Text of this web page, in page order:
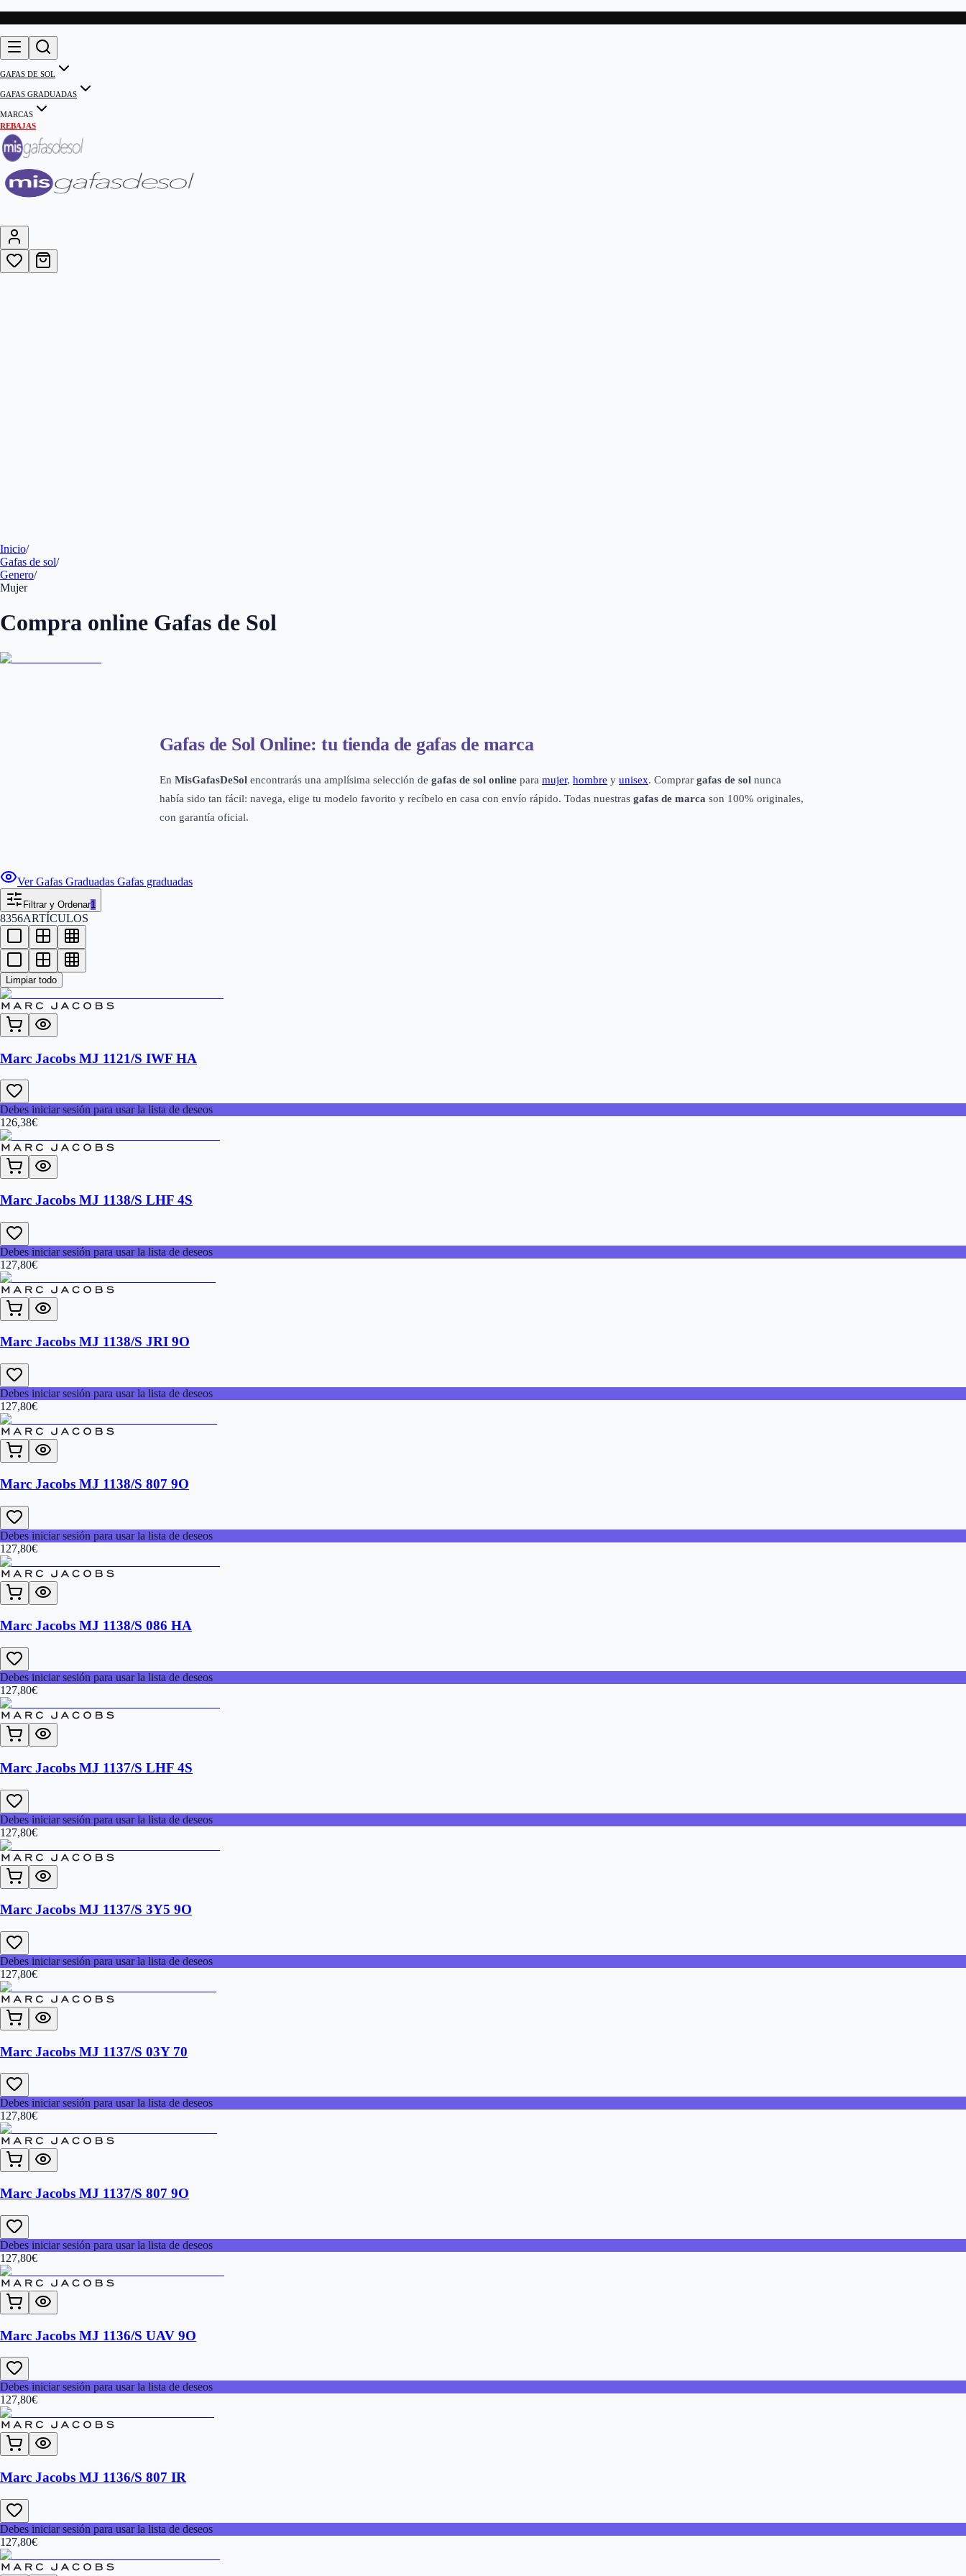
GAFAS DE SOL
GAFAS GRADUADAS
MARCAS
REBAJAS
Inicio/
Gafas de sol/
Genero/
Mujer
Compra online Gafas de Sol
Gafas de Sol Online: tu tienda de gafas de marca
En MisGafasDeSol encontrarás una amplísima selección de gafas de sol online para mujer, hombre y unisex. Comprar gafas de sol nunca
había sido tan fácil: navega, elige tu modelo favorito y recíbelo en casa con envío rápido. Todas nuestras gafas de marca son 100% originales,
con garantía oficial.
Ver Gafas Graduadas Gafas graduadas
Filtrar y Ordenar1
8356ARTÍCULOS
Limpiar todo
Marc Jacobs MJ 1121/S IWF HA
Debes iniciar sesión para usar la lista de deseos
126,38€
Marc Jacobs MJ 1138/S LHF 4S
Debes iniciar sesión para usar la lista de deseos
127,80€
Marc Jacobs MJ 1138/S JRI 9O
Debes iniciar sesión para usar la lista de deseos
127,80€
Marc Jacobs MJ 1138/S 807 9O
Debes iniciar sesión para usar la lista de deseos
127,80€
Marc Jacobs MJ 1138/S 086 HA
Debes iniciar sesión para usar la lista de deseos
127,80€
Marc Jacobs MJ 1137/S LHF 4S
Debes iniciar sesión para usar la lista de deseos
127,80€
Marc Jacobs MJ 1137/S 3Y5 9O
Debes iniciar sesión para usar la lista de deseos
127,80€
Marc Jacobs MJ 1137/S 03Y 70
Debes iniciar sesión para usar la lista de deseos
127,80€
Marc Jacobs MJ 1137/S 807 9O
Debes iniciar sesión para usar la lista de deseos
127,80€
Marc Jacobs MJ 1136/S UAV 9O
Debes iniciar sesión para usar la lista de deseos
127,80€
Marc Jacobs MJ 1136/S 807 IR
Debes iniciar sesión para usar la lista de deseos
127,80€